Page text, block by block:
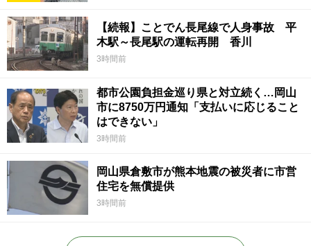
【続報】ことでん長尾線で人身事故 平
木駅～長尾駅の運転再開 香川
3時間前
都市公園負担金巡り県と対立続く…岡山
市に8750万円通知「支払いに応じること
はできない」
3時間前
岡山県倉敷市が熊本地震の被災者に市営
住宅を無償提供
3時間前